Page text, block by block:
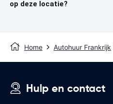
op deze locatie?
Home Autohuur Frankrijk
Hulp en contact